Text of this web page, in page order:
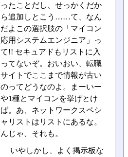
ったことだし、せっかくだか
ら追加しとこう……て、なん
だよこの選択肢の「マイコン
応用システムエンジニア」っ
て!! セキュアドもリストに入
ってないぞ。おいおい、転職
サイトでここまで情報が古い
のってどうなのよ。まーいー
や1種とマイコンを挙げとけ
ば。あ、ネットワークスペシ
ャリストはリストにあるな。
んじゃ、それも。
いやしかし、よく掲示板な